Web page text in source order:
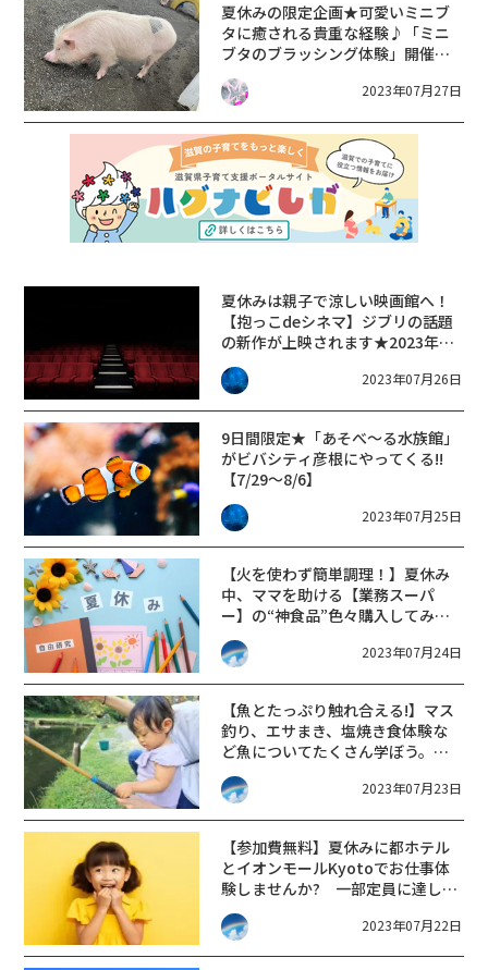
夏休みの限定企画★可愛いミニブ
タに癒される貴重な経験♪「ミニ
ブタのブラッシング体験」開催中
★【〜8/31までの平日限定】
2023年07月27日
夏休みは親子で涼しい映画館へ！
【抱っこdeシネマ】ジブリの話題
の新作が上映されます★2023年8
月【大津市】
2023年07月26日
9日間限定★「あそべ～る水族館」
がビバシティ彦根にやってくる!!
【7/29～8/6】
2023年07月25日
【火を使わず簡単調理！】夏休み
中、ママを助ける【業務スーパ
ー】の“神食品”色々購入してみま
した。
2023年07月24日
【魚とたっぷり触れ合える!】マス
釣り、エサまき、塩焼き食体験な
ど魚についてたくさん学ぼう。
【夏休みさかな教室】が【醒井養
鱒場】で開催されます。2023年07月23日
【参加費無料】夏休みに都ホテル
とイオンモールKyotoでお仕事体
験しませんか? 一部定員に達して
いるイベントもあり。申込みはお
早めに！
2023年07月22日